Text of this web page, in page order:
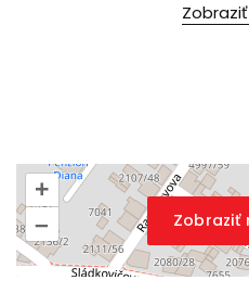
Zobraziť
+
–